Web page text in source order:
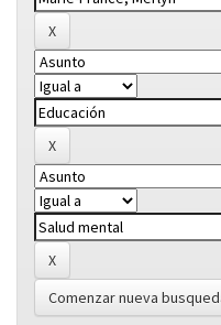
Comenzar nueva